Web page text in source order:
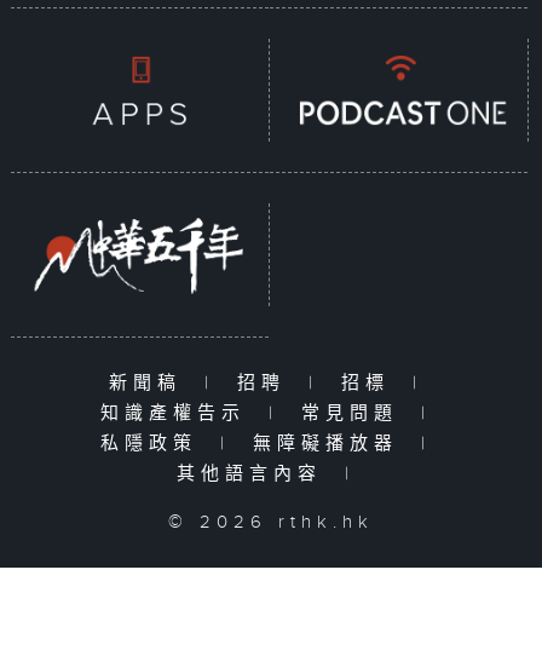
新聞稿 | 招聘 | 招標
|
知識產權告示
| 常見問題
|
私隱政策
| 無障礙播放器
|
其他語言內容
|
© 2026 rthk.hk